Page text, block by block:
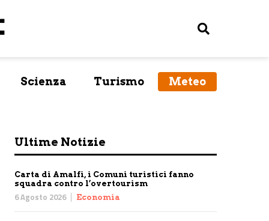
Scienza Turismo Meteo
Ultime Notizie
Carta di Amalfi, i Comuni turistici fanno
squadra contro l’overtourism
6 Agosto 2026 Economia